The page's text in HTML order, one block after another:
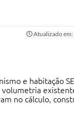
Atualizado
e habitação
no cálculo,